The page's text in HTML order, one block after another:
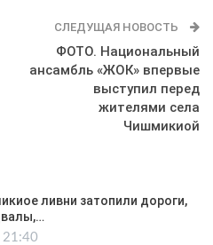
СЛЕДУЩАЯ НОВОСТЬ
ФОТО. Национальный
ансамбль «ЖОК» впервые
выступил перед
жителями села
Чишмикиой
ливни затопили дороги,
21:40